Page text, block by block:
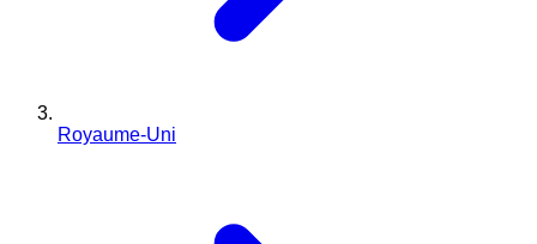
Royaume-Uni